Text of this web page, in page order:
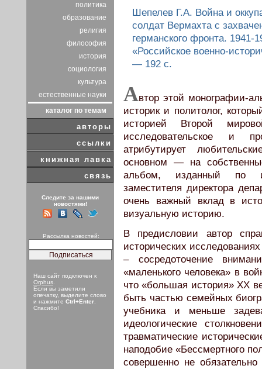
политика
образование
религия
философия
история
социология
культура
естественные науки
каталог по темам
авторы
ссылки
книжная лавка
связь
Следите за нашими
новостями!
Рассылка новостей:
Наш сайт подключен к
Orphus
Если вы заметили
опечатку, выделите слово
и нажмите Ctrl+Enter
Спасибо!
Шепелев Г.А. Война и
солдат Вермахта с
германского фронта.
«Российское военно-
— 192 с.
Автор этой монографии-
историк и политолог,
историей Второй
исследовательское и
атрибутирует
основном — на
альбом, изданный по
заместителя директора
очень важный вклад в
визуальную историю.
В предисловии автор
исторических
– сосредоточение
«маленького человека» в
что «большая история» ХХ
быть частью семейных
учебника и меньше
идеологические
травматические
наподобие «Бессмертного
совершенно не